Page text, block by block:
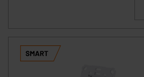
Daten in den USA. Ihre Einwilligung
Cookies dieser Drittanbieter umfasst